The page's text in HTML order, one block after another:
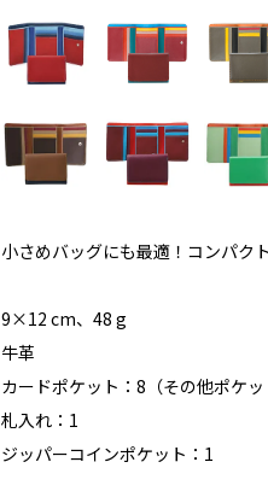
小さめバッグにも最適！コンパク
9×12 cm、48 g
牛革
カードポケット：8（その他ポケッ
札入れ：1
ジッパーコインポケット：1